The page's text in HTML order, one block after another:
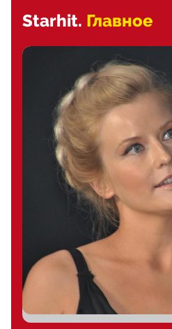
Starhit. Главное